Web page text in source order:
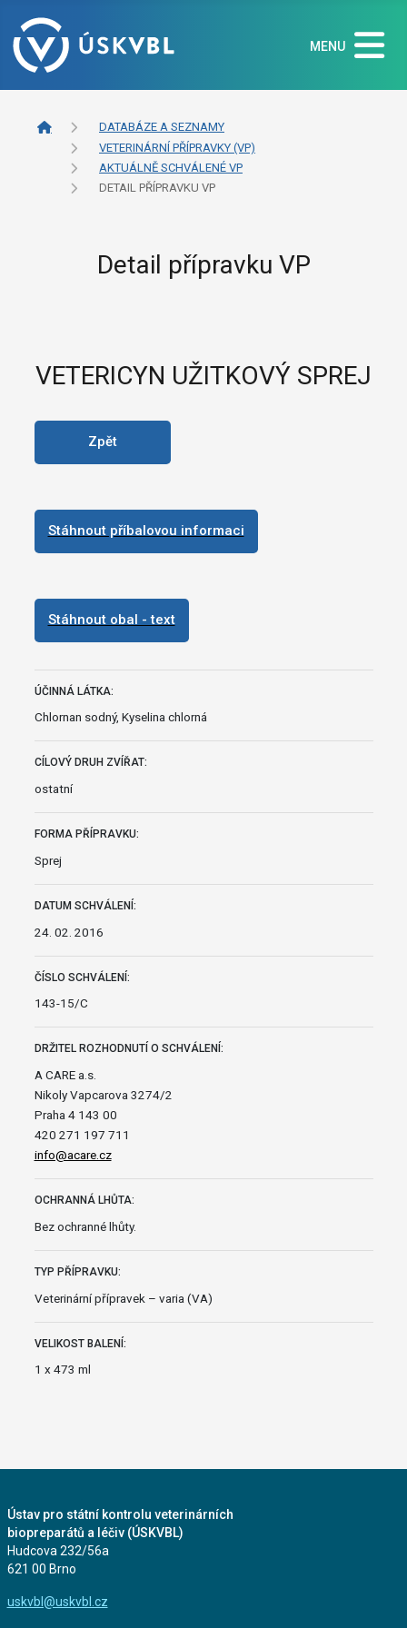
MENU
DATABÁZE A SEZNAMY
VETERINÁRNÍ PŘÍPRAVKY (VP)
AKTUÁLNĚ SCHVÁLENÉ VP
DETAIL PŘÍPRAVKU VP
Detail přípravku VP
VETERICYN UŽITKOVÝ SPREJ
Zpět
Stáhnout příbalovou informaci
Stáhnout obal - text
ÚČINNÁ LÁTKA:
Chlornan sodný, Kyselina chlorná
CÍLOVÝ DRUH ZVÍŘAT:
ostatní
FORMA PŘÍPRAVKU:
Sprej
DATUM SCHVÁLENÍ:
24. 02. 2016
ČÍSLO SCHVÁLENÍ:
143-15/C
DRŽITEL ROZHODNUTÍ O SCHVÁLENÍ:
A CARE a.s.
Nikoly Vapcarova 3274/2
Praha 4 143 00
420 271 197 711
info@acare.cz
OCHRANNÁ LHŮTA:
Bez ochranné lhůty.
TYP PŘÍPRAVKU:
Veterinární přípravek – varia (VA)
VELIKOST BALENÍ:
1 x 473 ml
Ústav pro státní kontrolu veterinárních
biopreparátů a léčiv (ÚSKVBL)
Hudcova 232/56a
621 00 Brno
uskvbl@uskvbl.cz